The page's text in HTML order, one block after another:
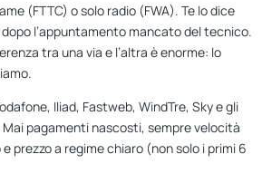
(FTTC) o solo radio (FWA). Te lo dice
l’appuntamento mancato del tecnico.
tra una via e l’altra è enorme: lo
Iliad, Fastweb, WindTre, Sky e gli
Mai pagamenti nascosti, sempre velocità
prezzo a regime chiaro (non solo i primi 6